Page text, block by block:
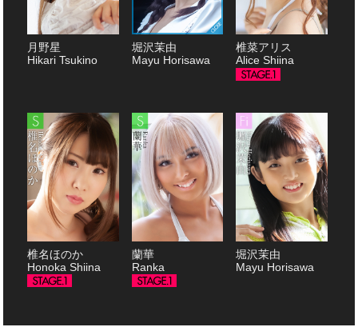
月野星
Hikari Tsukino
堀沢茉由
Mayu Horisawa
椎菜アリス
Alice Shiina
椎名ほのか
Honoka Shiina
蘭華
Ranka
堀沢茉由
Mayu Horisawa